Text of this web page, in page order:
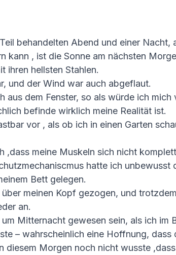
behandelten Abend und einer Nacht,
kann , ist die Sonne am nächsten
ihren hellsten Stahlen.
und der Wind war auch abgeflaut.
aus dem Fenster, so als würde ich
befinde wirklich meine Realität ist.
vor , als ob ich in einen Garten
,dass meine Muskeln sich nicht
hatte ich unbewusst
Bett gelegen.
meinen Kopf gezogen, und
an.
um Mitternacht gewesen sein, als ich im
– wahrscheinlich eine Hoffnung, dass
diesem Morgen noch nicht wusste